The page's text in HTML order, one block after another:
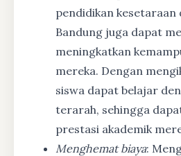
pendidikan kesetaraan
Bandung juga dapat
meningkatkan
mereka. Dengan
siswa dapat belajar
terarah, sehingga
prestasi akademik
Menghemat biaya: